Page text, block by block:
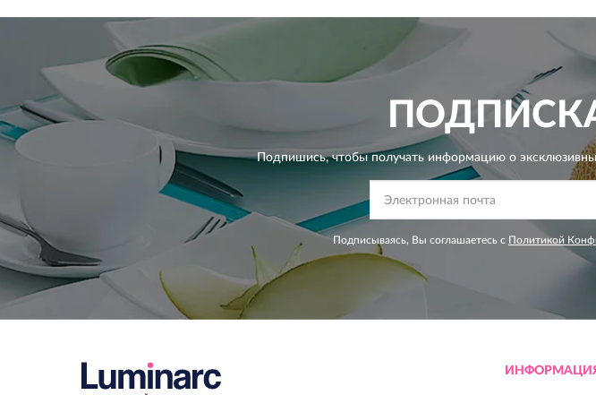
Подпишись, чтобы получать информацию о
Подписываясь, Вы соглашаетесь с Политикой